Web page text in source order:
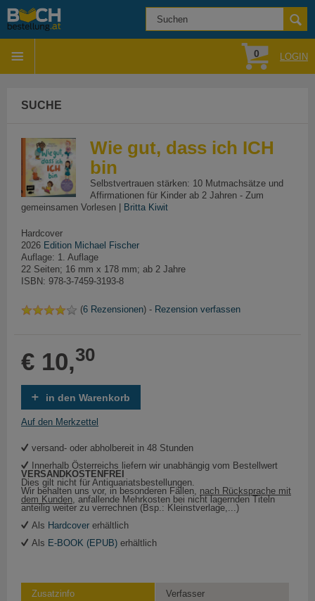
0 LOGIN
SUCHE
Wie gut, dass ich ICH
bin
Selbstvertrauen stärken: 10 Mutmachsätze und
Affirmationen für Kinder ab 2 Jahren - Zum
gemeinsamen Vorlesen |
Britta Kiwit
Hardcover
2026 Edition Michael Fischer
Auflage: 1. Auflage
22 Seiten; 16 mm x 178 mm; ab 2 Jahre
ISBN: 978-3-7459-3193-8
(6 Rezensionen) - Rezension verfassen
€ 10,30
in den Warenkorb
Auf den Merkzettel
versand- oder abholbereit in 48 Stunden
Innerhalb Österreichs liefern wir unabhängig vom Bestellwert
VERSANDKOSTENFREI
Dies gilt nicht für Antiquariatsbestellungen.
Wir behalten uns vor, in besonderen Fällen, nach Rücksprache mit
dem Kunden, anfallende Mehrkosten bei nicht lagernden Titeln
anteilig weiter zu verrechnen (Bsp.: Kleinstverlage,...)
Als Hardcover erhältlich
Als E-BOOK (EPUB) erhältlich
Zusatzinfo Verfasser